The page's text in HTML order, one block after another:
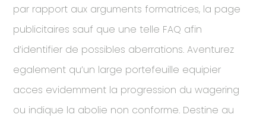
par rapport aux arguments formatrices, la page
publicitaires sauf que une telle FAQ afin
d’identifier de possibles aberrations. Aventurez
egalement qu’un large portefeuille equipier
acces evidemment la progression du wagering
ou indique la abolie non conforme. Destine au